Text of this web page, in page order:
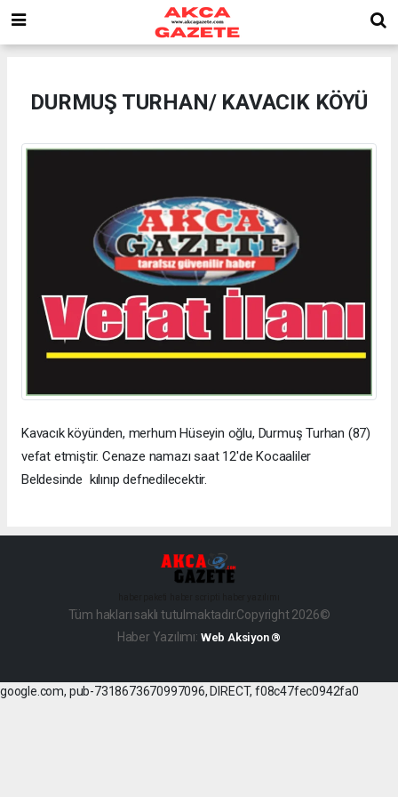
DURMUŞ TURHAN/ KAVACIK KÖYÜ
Kavacık köyünden, merhum Hüseyin oğlu, Durmuş Turhan (87)
vefat etmiştir. Cenaze namazı saat 12'de Kocaaliler
Beldesinde kılınıp defnedilecektir.
Tüm hakları saklı tutulmaktadır.Copyright 2026©
Haber Yazılımı: Web Aksiyon ®
google.com, pub-7318673670997096, DIRECT, f08c47fec0942fa0